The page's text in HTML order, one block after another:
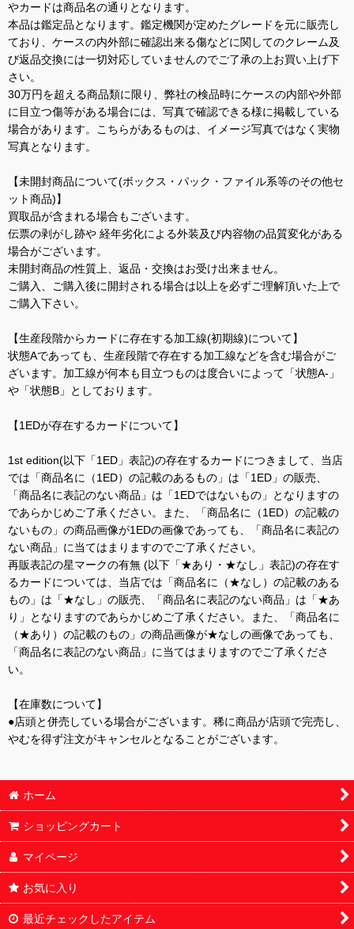
やカードは商品名の通りとなります。
本品は鑑定品となります。鑑定機関が定めたグレードを元に販売し
ており、ケースの内外部に確認出来る傷などに関してのクレーム及
び返品交換には一切対応していませんのでご了承の上お買い上げ下
さい。
30万円を超える商品類に限り、弊社の検品時にケースの内部や外部
に目立つ傷等がある場合には、写真で確認できる様に掲載している
場合があります。こちらがあるものは、イメージ写真ではなく実物
写真となります。
【未開封商品について(ボックス・パック・ファイル系等のその他セ
ット商品)】
買取品が含まれる場合もございます。
伝票の剥がし跡や 経年劣化による外装及び内容物の品質変化がある
場合がございます。
未開封商品の性質上、返品・交換はお受け出来ません。
ご購入、ご購入後に開封される場合は以上を必ずご理解頂いた上で
ご購入下さい。
【生産段階からカードに存在する加工線(初期線)について】
状態Aであっても、生産段階で存在する加工線などを含む場合がご
ざいます。加工線が何本も目立つものは度合いによって「状態A-」
や「状態B」としております。
【1EDが存在するカードについて】
1st edition(以下「1ED」表記)の存在するカードにつきまして、当店
では「商品名に（1ED）の記載のあるもの」は「1ED」の販売、
「商品名に表記のない商品」は「1EDではないもの」となりますの
であらかじめご了承ください。また、「商品名に（1ED）の記載の
ないもの」の商品画像が1EDの画像であっても、「商品名に表記の
ない商品」に当てはまりますのでご了承ください。
再販表記の星マークの有無 (以下「★あり・★なし」表記)の存在す
るカードについては、当店では「商品名に（★なし）の記載のある
もの」は「★なし」の販売、「商品名に表記のない商品」は「★あ
り」となりますのであらかじめご了承ください。また、「商品名に
（★あり）の記載のもの」の商品画像が★なしの画像であっても、
「商品名に表記のない商品」に当てはまりますのでご了承くださ
い。
【在庫数について】
●店頭と併売している場合がございます。稀に商品が店頭で完売し、
やむを得ず注文がキャンセルとなることがございます。
ホーム
ショッピングカート
マイページ
お気に入り
最近チェックしたアイテム